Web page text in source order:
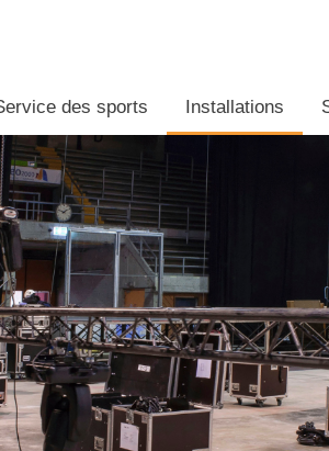
des sports Installations